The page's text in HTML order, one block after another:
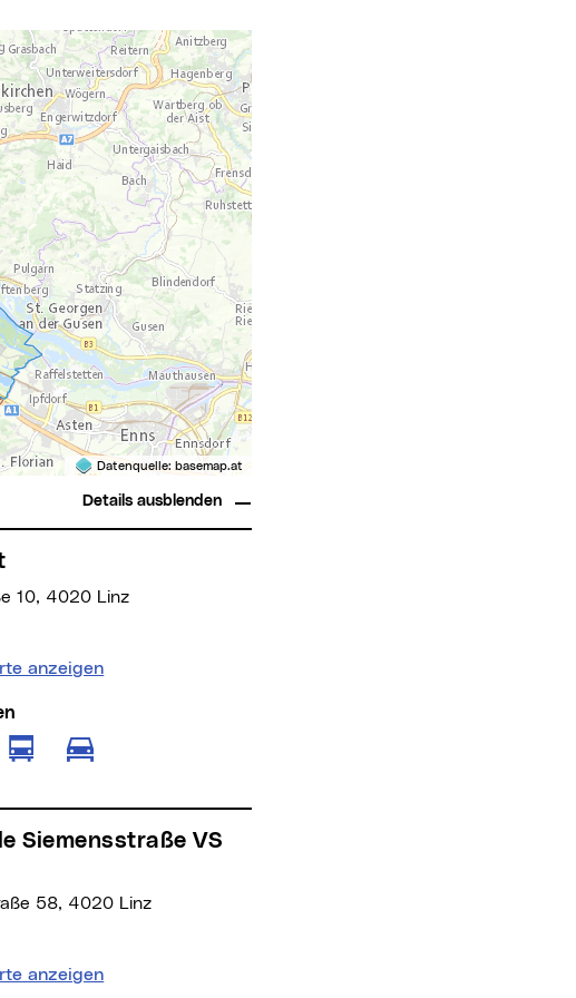
Datenquelle: basemap.at
Details ausblenden
Individualverkehr
10, 4020 Linz
anzeigen
für Fußgänger
anzeigen für Radfahrer
Route anzeigen für öffentliche Verkehrsmittel
Route anzeigen für motorisierten
58, 4020 Linz
anzeigen